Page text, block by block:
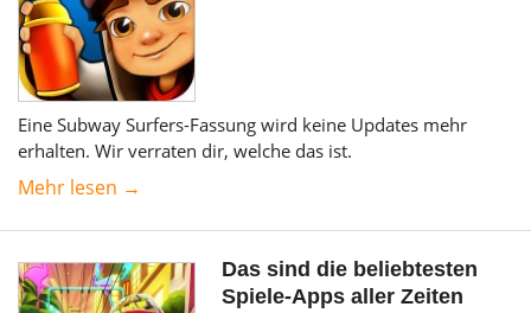
Eine Subway Surfers-Fassung wird keine Updates mehr
erhalten. Wir verraten dir, welche das ist.
Mehr lesen →
Das sind die beliebtesten
Spiele-Apps aller Zeiten